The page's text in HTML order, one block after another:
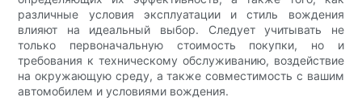
различные условия эксплуатации и стиль вождения
влияют на идеальный выбор. Следует учитывать не
только первоначальную стоимость покупки, но и
требования к техническому обслуживанию, воздействие
на окружающую среду, а также совместимость с вашим
автомобилем и условиями вождения.